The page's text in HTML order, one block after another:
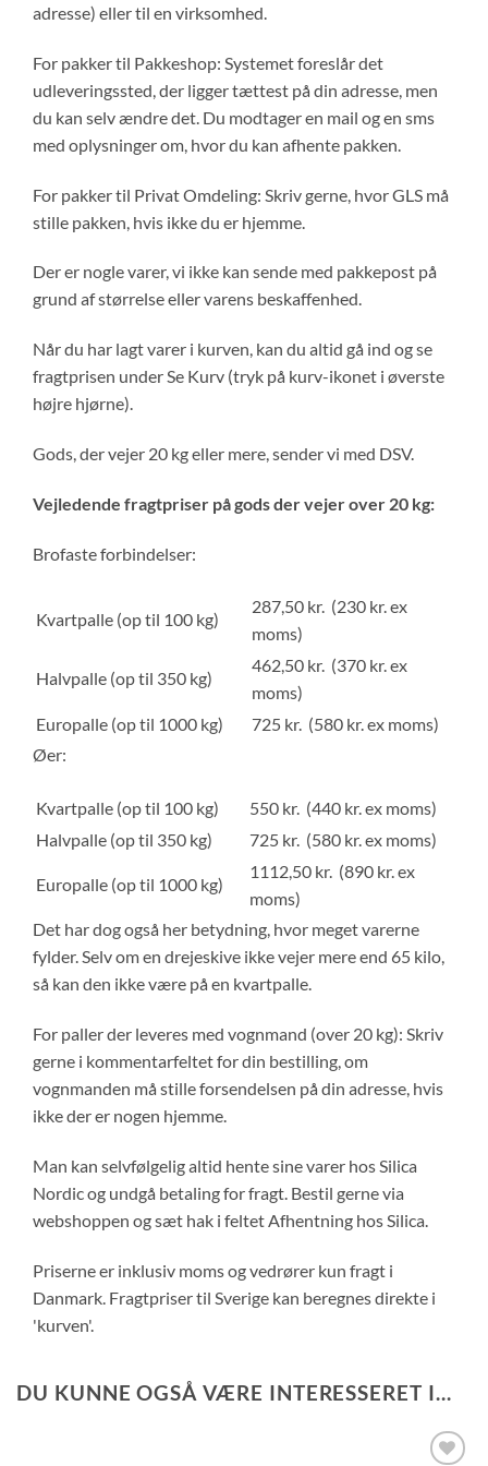
adresse) eller til en virksomhed.
For pakker til Pakkeshop: Systemet foreslår det
udleveringssted, der ligger tættest på din adresse, men
du kan selv ændre det. Du modtager en mail og en sms
med oplysninger om, hvor du kan afhente pakken.
For pakker til Privat Omdeling: Skriv gerne, hvor GLS må
stille pakken, hvis ikke du er hjemme.
Der er nogle varer, vi ikke kan sende med pakkepost på
grund af størrelse eller varens beskaffenhed.
Når du har lagt varer i kurven, kan du altid gå ind og se
fragtprisen under Se Kurv (tryk på kurv-ikonet i øverste
højre hjørne).
Gods, der vejer 20 kg eller mere, sender vi med DSV.
Vejledende fragtpriser på gods der vejer over 20 kg:
Brofaste forbindelser:
Kvartpalle (op til 100 kg)
287,50 kr. (230 kr. ex
moms)
Halvpalle (op til 350 kg)
462,50 kr. (370 kr. ex
moms)
Europalle (op til 1000 kg)
725 kr. (580 kr. ex moms)
Øer:
Kvartpalle (op til 100 kg)
550 kr. (440 kr. ex moms)
Halvpalle (op til 350 kg)
725 kr. (580 kr. ex moms)
Europalle (op til 1000 kg)
1112,50 kr. (890 kr. ex
moms)
Det har dog også her betydning, hvor meget varerne
fylder. Selv om en drejeskive ikke vejer mere end 65 kilo,
så kan den ikke være på en kvartpalle.
For paller der leveres med vognmand (over 20 kg): Skriv
gerne i kommentarfeltet for din bestilling, om
vognmanden må stille forsendelsen på din adresse, hvis
ikke der er nogen hjemme.
Man kan selvfølgelig altid hente sine varer hos Silica
Nordic og undgå betaling for fragt. Bestil gerne via
webshoppen og sæt hak i feltet Afhentning hos Silica.
Priserne er inklusiv moms og vedrører kun fragt i
Danmark. Fragtpriser til Sverige kan beregnes direkte i
'kurven'.
DU KUNNE OGSÅ VÆRE INTERESSERET I...